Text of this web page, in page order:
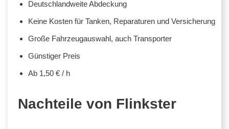
Deutschlandweite Abdeckung
Keine Kosten für Tanken, Reparaturen und Versicherung
Große Fahrzeugauswahl, auch Transporter
Günstiger Preis
Ab 1,50 € / h
Nachteile von Flinkster